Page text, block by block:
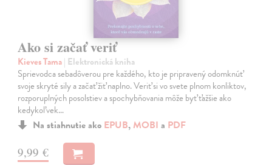
Ako si začať veriť
Kieves Tama| Elektronická kniha
Sprievodca sebadôverou pre každého, kto je pripravený odomknúť
svoje skryté sily a začať žiť naplno. Veriť si vo svete plnom konliktov,
rozporuplných posolstiev a spochybňovania môže byť ťažšie ako
kedykoľvek…
Na stiahnutie ako EPUB, MOBI a PDF
9,99 €